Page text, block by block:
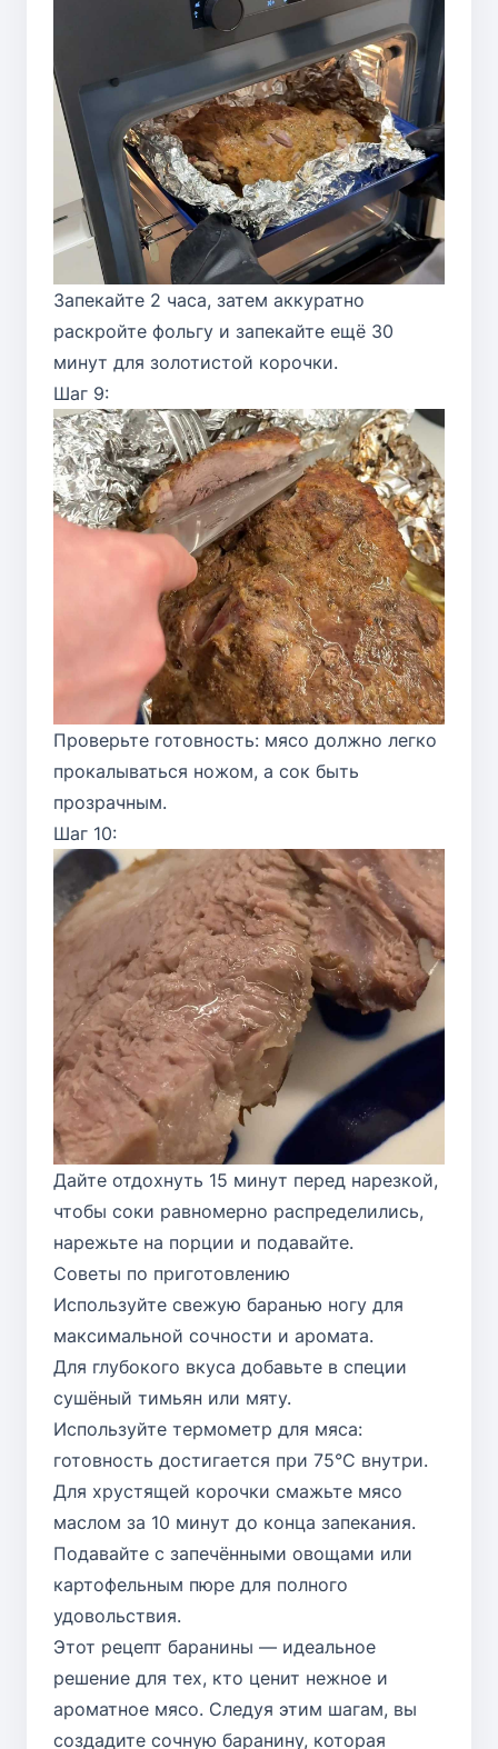
Запекайте 2 часа, затем аккуратно
раскройте фольгу и запекайте ещё 30
минут для золотистой корочки.
Шаг 9:
Проверьте готовность: мясо должно легко
прокалываться ножом, а сок быть
прозрачным.
Шаг 10:
Дайте отдохнуть 15 минут перед нарезкой,
чтобы соки равномерно распределились,
нарежьте на порции и подавайте.
Советы по приготовлению
Используйте свежую баранью ногу для
максимальной сочности и аромата.
Для глубокого вкуса добавьте в специи
сушёный тимьян или мяту.
Используйте термометр для мяса:
готовность достигается при 75°C внутри.
Для хрустящей корочки смажьте мясо
маслом за 10 минут до конца запекания.
Подавайте с запечёнными овощами или
картофельным пюре для полного
удовольствия.
Этот рецепт баранины — идеальное
решение для тех, кто ценит нежное и
ароматное мясо. Следуя этим шагам, вы
создадите сочную баранину, которая